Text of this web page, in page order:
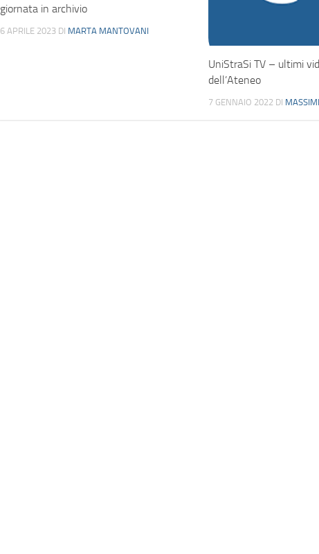
giornata in archivio
6 APRILE 2023 DI MARTA MANTOVANI
UniStraSi TV – ultimi
dell’Ateneo
7 GENNAIO 2022 DI